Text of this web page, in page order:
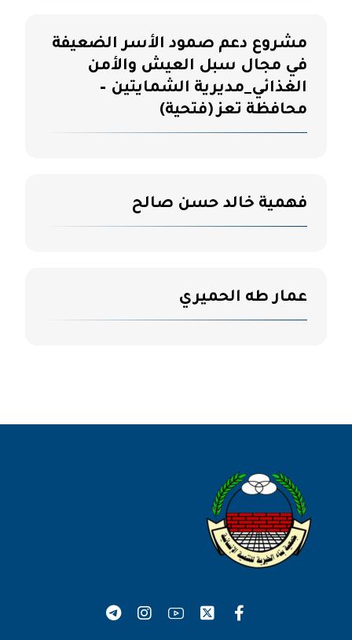
مشروع دعم صمود الأسر الضعيفة
في مجال سبل العيش والأمن
الغذائي_مديرية الشمايتين –
محافظة تعز (فتحية)
فهمية خالد حسن صالح
عمار طه الحميري